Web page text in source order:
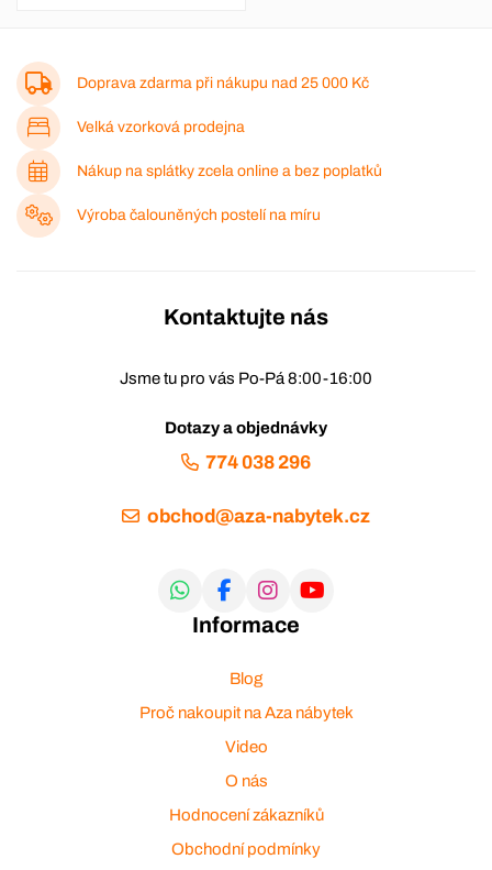
Doprava zdarma při nákupu nad 25 000 Kč
Velká vzorková prodejna
Nákup na splátky zcela online a bez poplatků
Výroba čalouněných postelí na míru
Kontaktujte nás
Jsme tu pro vás Po-Pá 8:00-16:00
Dotazy a objednávky
774 038 296
obchod@aza-nabytek.cz
Informace
Blog
Proč nakoupit na Aza nábytek
Video
O nás
Hodnocení zákazníků
Obchodní podmínky